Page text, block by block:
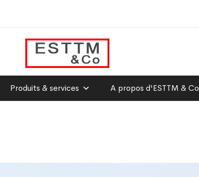
Produits & services A propos d'ESTTM & Co